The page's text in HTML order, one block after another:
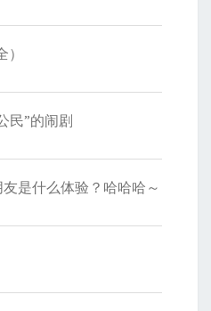
民”的闹剧
是什么体验？哈哈哈～